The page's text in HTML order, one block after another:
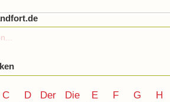
C D Der Die E F G
H